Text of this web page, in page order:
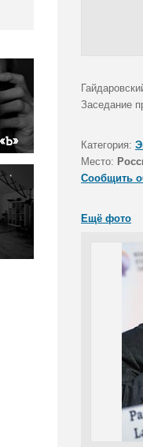
Заседание
Категория:
Место:
Сообщить
Ещё фото